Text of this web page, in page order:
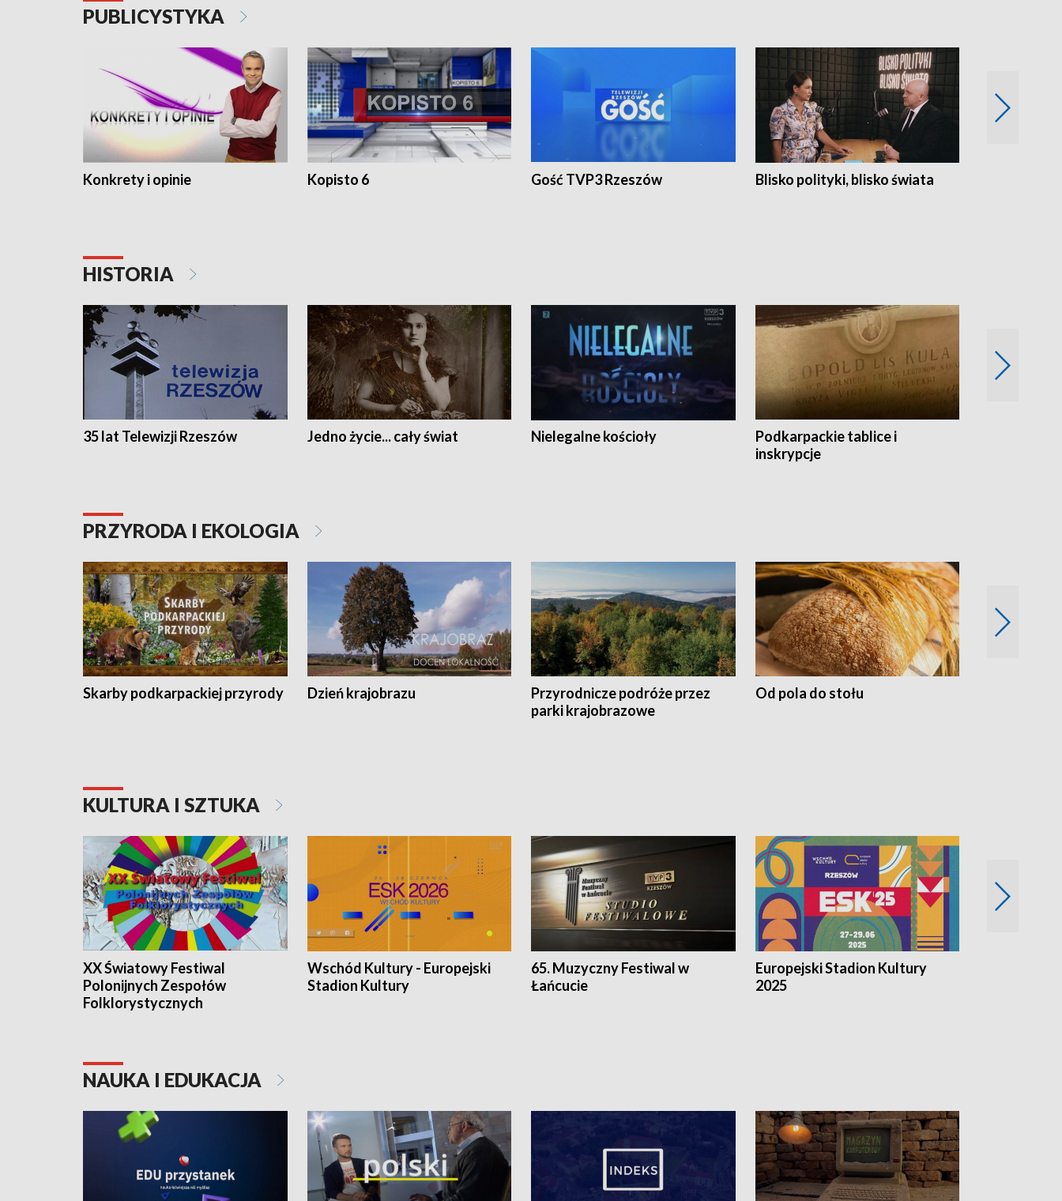
PUBLICYSTYKA
Konkrety i opinie Kopisto 6 Gość TVP3 Rzeszów Blisko polityki, blisko świata
HISTORIA
35 lat Telewizji Rzeszów Jedno życie... cały świat Nielegalne kościoły
Podkarpackie tablice i
inskrypcje
PRZYRODA I EKOLOGIA
Skarby podkarpackiej przyrody Dzień krajobrazu
Przyrodnicze podróże przez
parki krajobrazowe
Od pola do stołu
KULTURA I SZTUKA
XX Światowy Festiwal
Polonijnych Zespołów
Folklorystycznych
Wschód Kultury - Europejski
Stadion Kultury
65. Muzyczny Festiwal w
Łańcucie
Europejski Stadion Kultury
2025
NAUKA I EDUKACJA